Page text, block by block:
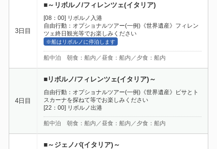
3日目
■～リボルノ/フィレンツェ(イタリア)
[08：00] リボルノ入港
自由行動：オプショナルツアー(一例)《世界遺産》フィレン
ツェ終日観光等でお楽しみください
※船はリボルノに停泊します
船中泊 朝食：船内／昼食：船内／夕食：船内
4日目
■リボルノ/フィレンツェ(イタリア)～
自由行動：オプショナルツアー(一例)《世界遺産》ピサとト
スカーナを探ねて等でお楽しみください
[22：00] リボルノ出港
船中泊 朝食：船内／昼食：船内／夕食：船内
■～ジェノバ(イタリア)～